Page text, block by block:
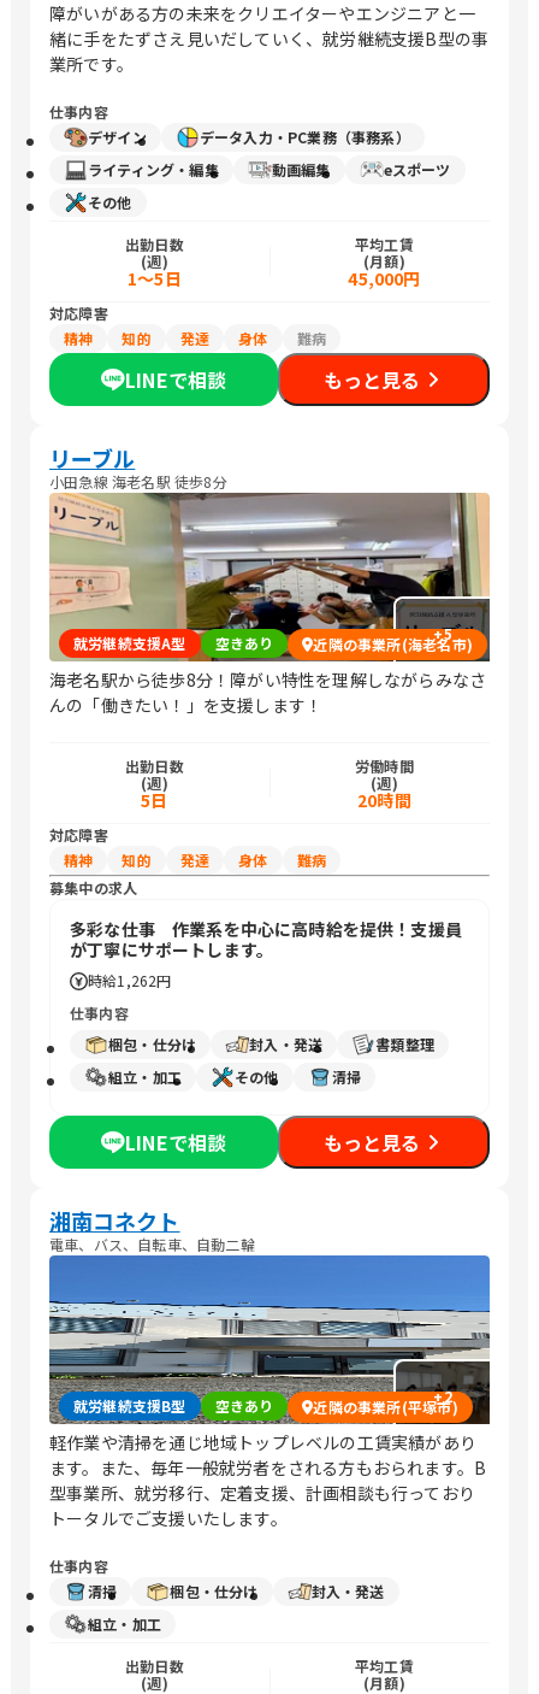
障がいがある方の未来をクリエイターやエンジニアと一
緒に手をたずさえ見いだしていく、就労継続支援B型の事
業所です。
仕事内容
デザイン
データ入力・PC業務（事務系）
ライティング・編集
動画編集
eスポーツ
その他
出勤日数
(週)
1～5日
平均工賃
(月額)
45,000円
対応障害
精神
知的 発達 身体 難病
LINEで相談 もっと見る
リーブル
小田急線 海老名駅 徒歩8分
+5
就労継続支援A型 空きあり 近隣の事業所(海老名市)
海老名駅から徒歩8分！障がい特性を理解しながらみなさ
んの「働きたい！」を支援します！
出勤日数
(週)
5日
労働時間
(週)
20時間
対応障害
精神
知的 発達 身体
難病
募集中の求人
多彩な仕事 作業系を中心に高時給を提供！支援員
が丁寧にサポートします。
時給1,262円
仕事内容
梱包・仕分け
封入・発送
書類整理
組立・加工
その他 清掃
LINEで相談 もっと見る
湘南コネクト
電車、バス、自転車、自動二輪
+2
就労継続支援B型 空きあり 近隣の事業所(平塚市)
軽作業や清掃を通じ地域トップレベルの工賃実績があり
ます。また、毎年一般就労者をされる方もおられます。B
型事業所、就労移行、定着支援、計画相談も行っており
トータルでご支援いたします。
仕事内容
清掃
梱包・仕分け
封入・発送
組立・加工
出勤日数
(週)
平均工賃
(月額)